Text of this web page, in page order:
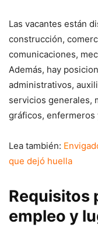
Las vacantes están
construcción,
comunicaciones,
Además, hay
administrativos,
servicios generales,
gráficos, enfermeros
Lea también: E
que dejó huella
Requisitos
empleo y